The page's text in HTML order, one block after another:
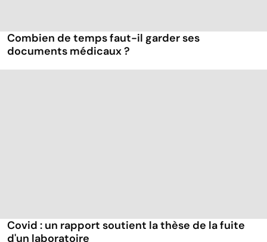
Combien de temps faut-il garder ses
documents médicaux ?
Covid : un rapport soutient la thèse de la fuite
d'un laboratoire